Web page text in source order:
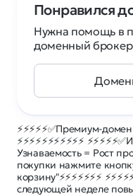
⚡⚡⚡⚡⚡✅Премиум-
⚡⚡⚡⚡⚡⚡⚡⚡⚡⚡⚡
Узнаваемость = Рост
покупки нажмите
корзину"⚡⚡⚡⚡⚡⚡⚡
следующей неделе
Понравился
Нужна помощь в
доменный